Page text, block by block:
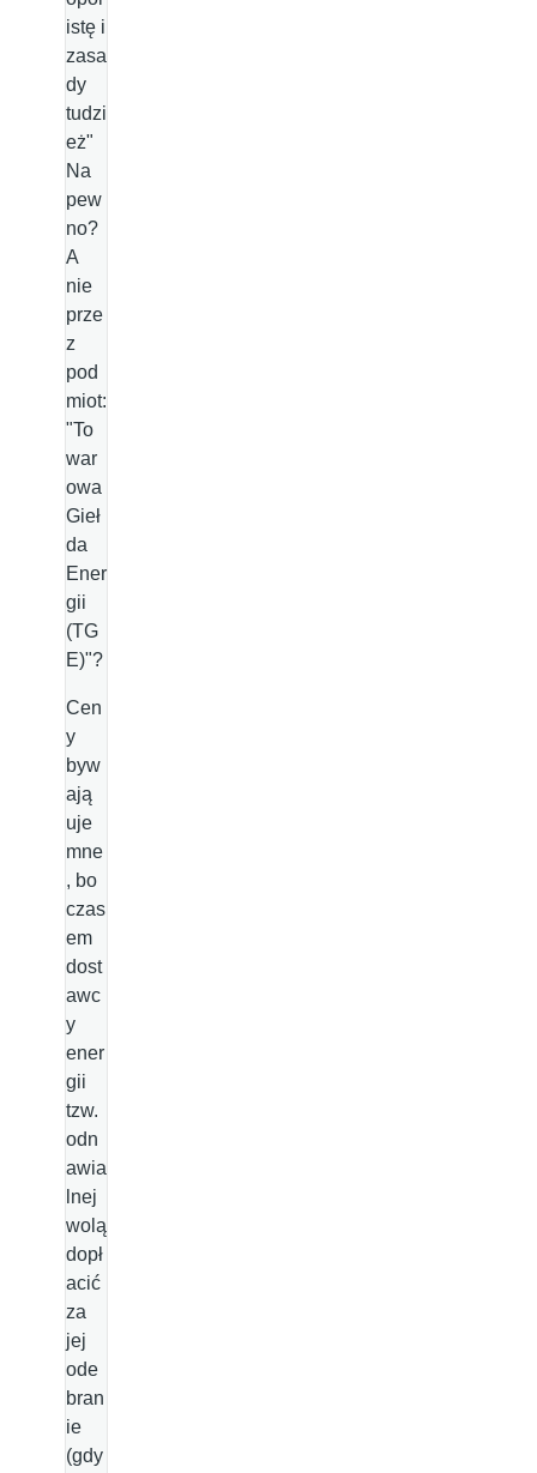
istę i
zasa
dy
tudzi
eż"
Na
pew
no?
A
nie
prze
z
pod
miot:
"To
war
owa
Gieł
da
Ener
gii
(TG
E)"?
Cen
y
byw
ają
uje
mne
, bo
czas
em
dost
awc
y
ener
gii
tzw.
odn
awia
lnej
wolą
dopł
acić
za
jej
ode
bran
ie
(gdy